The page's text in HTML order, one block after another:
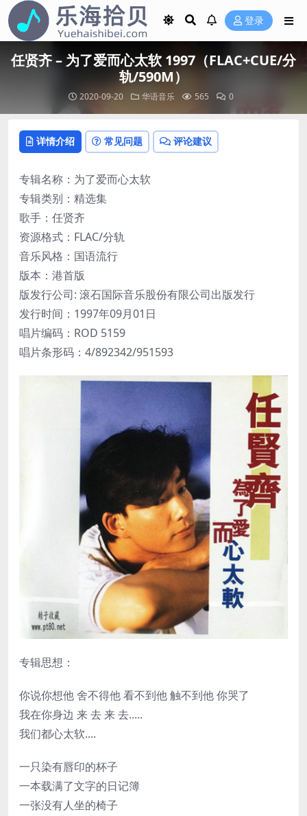
登录
任贤齐 – 为了爱而心太软 1997（FLAC+CUE/分
轨/590M）
2020-09-20 华语音乐 565 0
详情介绍 常见问题 评论建议
专辑名称：为了爱而心太软
专辑类别：精选集
歌手：任贤齐
资源格式：FLAC/分轨
音乐风格：国语流行
版本：港首版
版发行公司: 滚石国际音乐股份有限公司出版发行
发行时间：1997年09月01日
唱片编码：ROD 5159
唱片条形码：4/892342/951593
专辑思想：
你说你想他 舍不得他 看不到他 触不到他 你哭了
我在你身边 来 去 来 去.....
我们都心太软....
一只染有唇印的杯子
一本载满了文字的日记簿
一张没有人坐的椅子